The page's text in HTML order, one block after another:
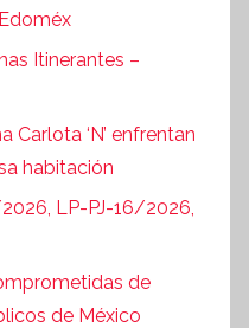
Itinerantes –
‘N’ enfrentan
habitación
LP-PJ-16/2026,
de
de México